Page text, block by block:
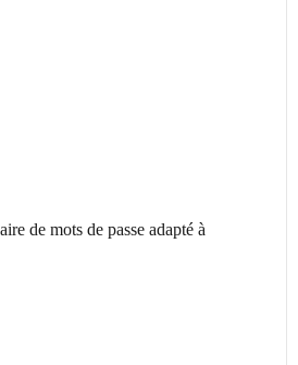
de mots de passe adapté à